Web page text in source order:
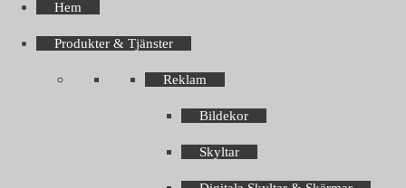
Hem
Produkter & Tjänster
Reklam
Bildekor
Skyltar